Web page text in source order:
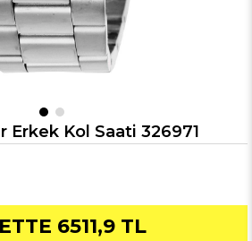
Erkek Kol Saati 326971
6511,9 TL